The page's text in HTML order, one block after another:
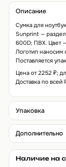
Описание
Сумка для
Sunprint — раздел
600D; ПВХ. Цвет
Логотип наносим
Поставляется
Цена от 2252 ₽;
Доставка по всей
Упаковка
Дополнительно
Наличие на